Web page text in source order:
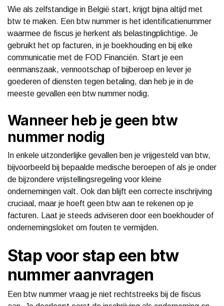
Wie als zelfstandige in België start, krijgt bijna altijd met
btw te maken. Een btw nummer is het identificatienummer
waarmee de fiscus je herkent als belastingplichtige. Je
gebruikt het op facturen, in je boekhouding en bij elke
communicatie met de FOD Financiën. Start je een
eenmanszaak, vennootschap of bijberoep en lever je
goederen of diensten tegen betaling, dan heb je in de
meeste gevallen een btw nummer nodig.
Wanneer heb je geen btw
nummer nodig
In enkele uitzonderlijke gevallen ben je vrijgesteld van btw,
bijvoorbeeld bij bepaalde medische beroepen of als je onder
de bijzondere vrijstellingsregeling voor kleine
ondernemingen valt. Ook dan blijft een correcte inschrijving
cruciaal, maar je hoeft geen btw aan te rekenen op je
facturen. Laat je steeds adviseren door een boekhouder of
ondernemingsloket om fouten te vermijden.
Stap voor stap een btw
nummer aanvragen
Een btw nummer vraag je niet rechtstreeks bij de fiscus